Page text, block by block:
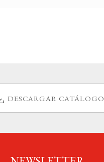
DESCARGAR CATÁLOGO